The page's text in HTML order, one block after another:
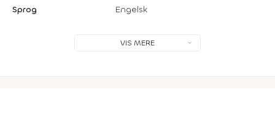
Sprog Engelsk
VIS MERE